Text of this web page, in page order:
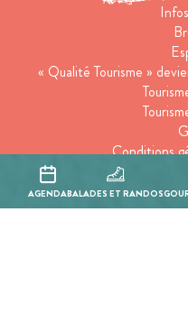
AGENDABALADES ET RANDOS
« Qualité Tourisme »
Conditions
Inscrivez-